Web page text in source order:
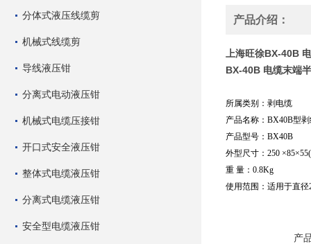
分体式液压线缆剪
机械式线缆剪
导线液压钳
分离式电动液压钳
机械式电缆压接钳
开口式安全液压钳
整体式电缆液压钳
分离式电缆液压钳
安全型电缆液压钳
产品介绍：
上海旺徐BX-40B
BX-40B 电缆末端
所属类别：剥电缆
产品名称：BX40B型
产品型号：BX40B
外型尺寸：250
重 量：0.8Kg
使用范围：适用于直
产